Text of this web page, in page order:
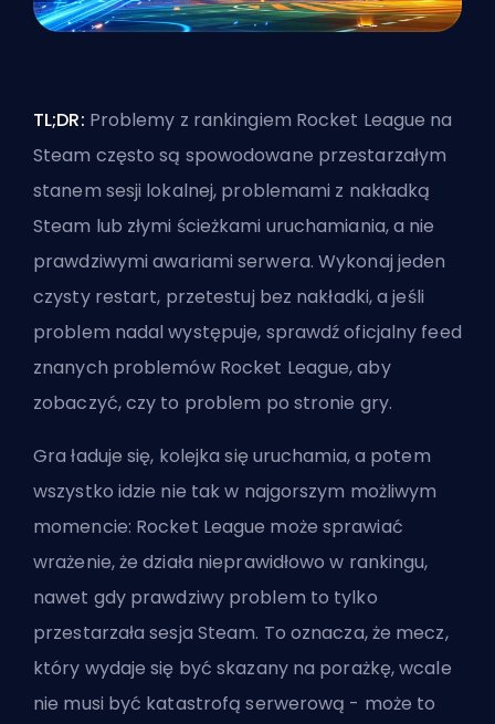
TL;DR: Problemy z rankingiem Rocket League na
Steam często są spowodowane przestarzałym
stanem sesji lokalnej, problemami z nakładką
Steam lub złymi ścieżkami uruchamiania, a nie
prawdziwymi awariami serwera. Wykonaj jeden
czysty restart, przetestuj bez nakładki, a jeśli
problem nadal występuje, sprawdź oficjalny feed
znanych problemów Rocket League, aby
zobaczyć, czy to problem po stronie gry.
Gra ładuje się, kolejka się uruchamia, a potem
wszystko idzie nie tak w najgorszym możliwym
momencie: Rocket League może sprawiać
wrażenie, że działa nieprawidłowo w rankingu,
nawet gdy prawdziwy problem to tylko
przestarzała sesja Steam. To oznacza, że mecz,
który wydaje się być skazany na porażkę, wcale
nie musi być katastrofą serwerową - może to